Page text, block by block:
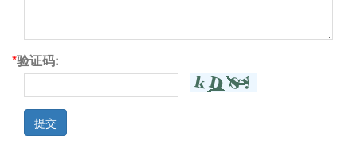
*验证码:
提交